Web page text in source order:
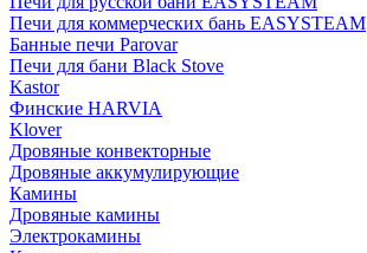
Печи для коммерческих бань EASYSTEAM
Банные печи Parovar
Печи для бани Black Stove
Kastor
Финские HARVIA
Klover
Дровяные конвекторные
Дровяные аккумулирующие
Камины
Дровяные камины
Электрокамины